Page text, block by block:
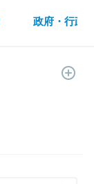
政府・行政